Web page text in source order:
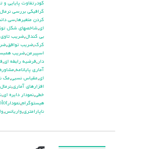
كودرتفاوت پايايي و
گرافيكي بررسي
كردن متغيرها,سي
اي,شاخصهاي شكل
بي كندال,ضريب
كرك,ضريب توافق,
اسپيرمن,ضريب
دار ,فرضيه رابطه اي,
آماري پايانامه,
اي,مقياس نسبي,مك
افزارهاي آماري,
خطي,نمودار دايره اي,
هيستوگرام,نمودارqqplot
ناپارامتري,واريانس,